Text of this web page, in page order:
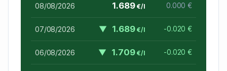
08/08/2026 1.689€/l 0.000 €
07/08/2026 ▼ 1.689€/l -0.020 €
06/08/2026 ▼ 1.709€/l -0.020 €